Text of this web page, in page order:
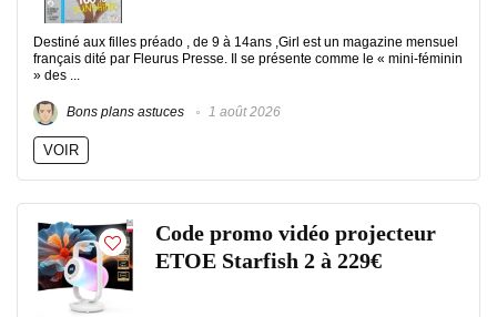
Destiné aux filles préado , de 9 à 14ans ,Girl est un magazine mensuel
français dité par Fleurus Presse. Il se présente comme le « mini-féminin
» des ...
Bons plans astuces 1 août 2026
VOIR
Code promo vidéo projecteur
ETOE Starfish 2 à 229€